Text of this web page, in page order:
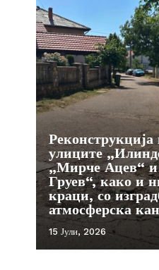
Реконструкција
улиците
„Мирче Ацев“
Груев“, како и
краци, со
атмосферска
15 Јули, 2026